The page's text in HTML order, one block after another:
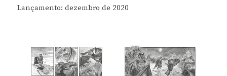
Lançamento: dezembro de 2020